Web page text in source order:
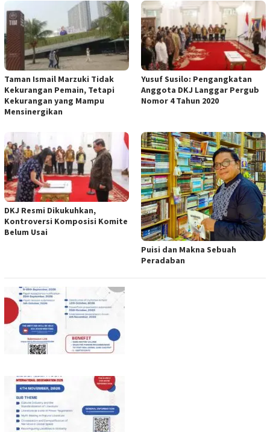
Taman Ismail Marzuki Tidak
Kekurangan Pemain, Tetapi
Kekurangan yang Mampu
Mensinergikan
Yusuf Susilo: Pengangkatan
Anggota DKJ Langgar Pergub
Nomor 4 Tahun 2020
DKJ Resmi Dikukuhkan,
Kontroversi Komposisi Komite
Belum Usai
Puisi dan Makna Sebuah
Peradaban